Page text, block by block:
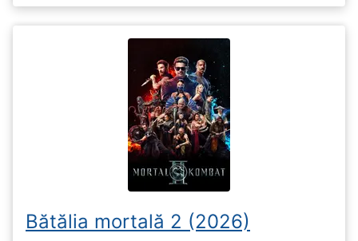
Bătălia mortală 2 (2026)